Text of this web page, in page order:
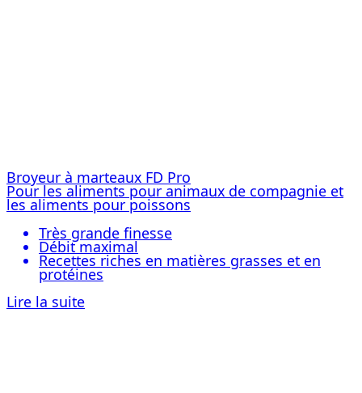
Broyeur à marteaux FD Pro
Pour les aliments pour animaux de compagnie et
les aliments pour poissons
Très grande finesse
Débit maximal
Recettes riches en matières grasses et en
protéines
Lire la suite